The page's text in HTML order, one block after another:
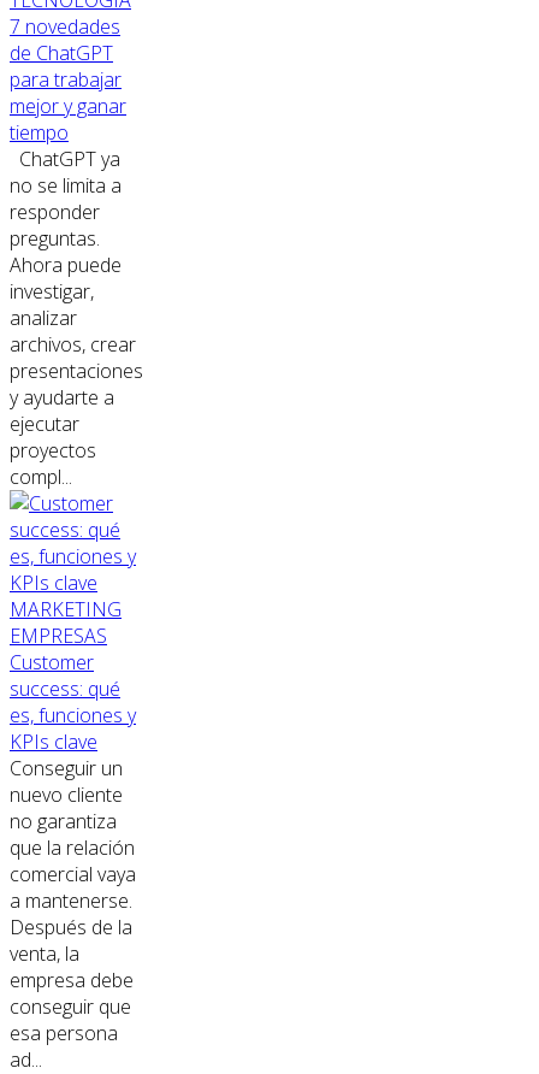
7 novedades
de ChatGPT
para trabajar
mejor y ganar
tiempo
ChatGPT ya
no se limita a
responder
preguntas.
Ahora puede
investigar,
analizar
archivos, crear
presentaciones
y ayudarte a
ejecutar
proyectos
compl...
MARKETING
EMPRESAS
Customer
success: qué
es, funciones y
KPIs clave
Conseguir un
nuevo cliente
no garantiza
que la relación
comercial vaya
a mantenerse.
Después de la
venta, la
empresa debe
conseguir que
esa persona
ad...